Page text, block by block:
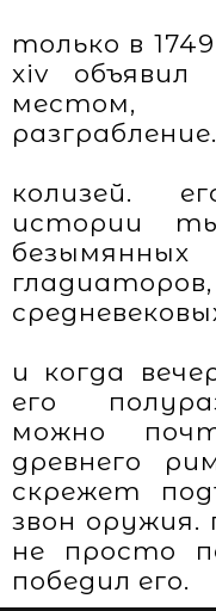
только в
xiv объявил
местом,
разграбление.
колизей.
истории
и когда
его
можно
древнего
скрежет
звон
не просто
победил его.